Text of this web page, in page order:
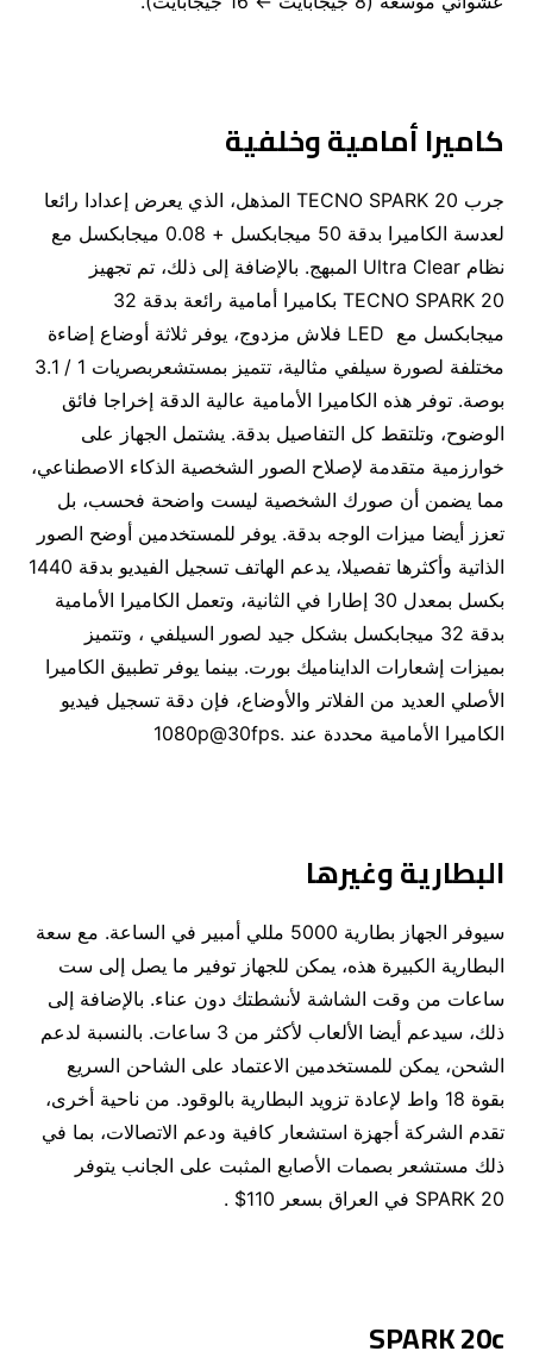
كاميرا أمامية وخلفية
جرب TECNO SPARK 20 المذهل، الذي يعرض إعدادا رائعا
لعدسة الكاميرا بدقة 50 ميجابكسل + 0.08 ميجابكسل مع
نظام Ultra Clear المبهج. بالإضافة إلى ذلك، تم تجهيز
TECNO SPARK 20 بكاميرا أمامية رائعة بدقة 32
ميجابكسل مع LED فلاش مزدوج، يوفر ثلاثة أوضاع إضاءة
مختلفة لصورة سيلفي مثالية، تتميز بمستشعربصريات 1 / 3.1
بوصة. توفر هذه الكاميرا الأمامية عالية الدقة إخراجا فائق
الوضوح، وتلتقط كل التفاصيل بدقة. يشتمل الجهاز على
خوارزمية متقدمة لإصلاح الصور الشخصية الذكاء الاصطناعي،
مما يضمن أن صورك الشخصية ليست واضحة فحسب، بل
تعزز أيضا ميزات الوجه بدقة. يوفر للمستخدمين أوضح الصور
الذاتية وأكثرها تفصيلا، يدعم الهاتف تسجيل الفيديو بدقة 1440
بكسل بمعدل 30 إطارا في الثانية، وتعمل الكاميرا الأمامية
بدقة 32 ميجابكسل بشكل جيد لصور السيلفي ، وتتميز
بميزات إشعارات الدايناميك بورت. بينما يوفر تطبيق الكاميرا
الأصلي العديد من الفلاتر والأوضاع، فإن دقة تسجيل فيديو
الكاميرا الأمامية محددة عند .1080p@30fps
البطارية وغيرها
سيوفر الجهاز بطارية 5000 مللي أمبير في الساعة. مع سعة
البطارية الكبيرة هذه، يمكن للجهاز توفير ما يصل إلى ست
ساعات من وقت الشاشة لأنشطتك دون عناء. بالإضافة إلى
ذلك، سيدعم أيضا الألعاب لأكثر من 3 ساعات. بالنسبة لدعم
الشحن، يمكن للمستخدمين الاعتماد على الشاحن السريع
بقوة 18 واط لإعادة تزويد البطارية بالوقود. من ناحية أخرى،
تقدم الشركة أجهزة استشعار كافية ودعم الاتصالات، بما في
ذلك مستشعر بصمات الأصابع المثبت على الجانب يتوفر
SPARK 20 في العراق بسعر 110$ .
SPARK 20c